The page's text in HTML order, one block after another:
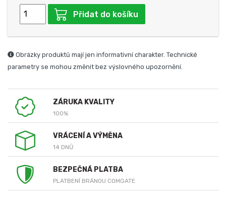
Přidat do košíku
Obrázky produktů mají jen informativní charakter. Technické
parametry se mohou změnit bez výslovného upozornění.
ZÁRUKA KVALITY
100%
VRÁCENÍ A VÝMĚNA
14 DNŮ
BEZPEČNÁ PLATBA
PLATBENÍ BRÁNOU COMGATE